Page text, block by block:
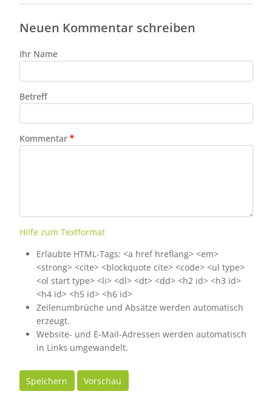
Neuen Kommentar schreiben
Ihr Name
Betreff
Kommentar
Hilfe zum Textformat
Erlaubte HTML-Tags: <a href hreflang> <em>
<strong> <cite> <blockquote cite> <code> <ul type>
<ol start type> <li> <dl> <dt> <dd> <h2 id> <h3 id>
<h4 id> <h5 id> <h6 id>
Zeilenumbrüche und Absätze werden automatisch
erzeugt.
Website- und E-Mail-Adressen werden automatisch
in Links umgewandelt.
Speichern Vorschau